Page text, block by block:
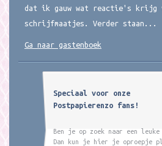
dat ik gauw wat reactie's krijg
schrijfmaatjes. Verder staan...
Ga naar gastenboek
Speciaal voor onze
Postpapierenzo fans!
Ben je op zoek naar een
Dan kun je hier je oproepje